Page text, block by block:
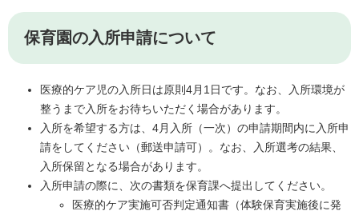
保育園の入所申請について
医療的ケア児の入所日は原則4月1日です。なお、入所環境が
整うまで入所をお待ちいただく場合があります。
入所を希望する方は、4月入所（一次）の申請期間内に入所申
請をしてください（郵送申請可）。なお、入所選考の結果、
入所保留となる場合があります。
入所申請の際に、次の書類を保育課へ提出してください。
医療的ケア実施可否判定通知書（体験保育実施後に発